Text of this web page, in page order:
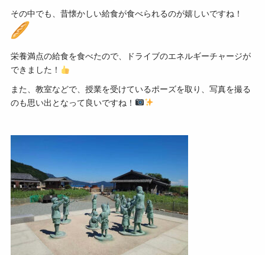
その中でも、昔懐かしい給食が食べられるのが嬉しいですね！
栄養満点の給食を食べたので、ドライブのエネルギーチャージが
できました！
また、教室などで、授業を受けているポーズを取り、写真を撮る
のも思い出となって良いですね！